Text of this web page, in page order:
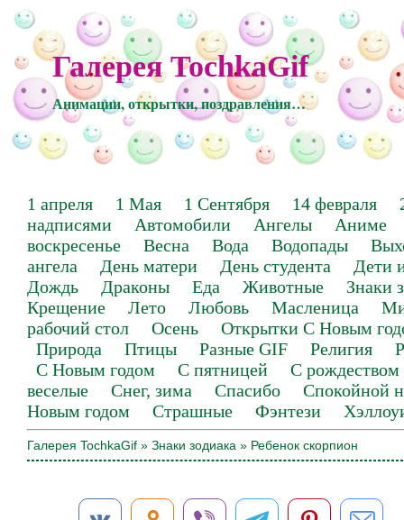
Галерея TochkaGif
Анимации, открытки, поздравления…
1 апреля 1 Мая 1 Сентября 14 февраля
надписями
Автомобили Ангелы
Аниме
воскресенье
Весна Вода Водопады
ангела
День матери День студента
Дети
Дождь
Драконы Еда Животные
Знаки
Крещение
Лето Любовь Масленица
рабочий стол
Осень
Открытки С Новым
Природа
Птицы Разные GIF Религия
С Новым годом
С пятницей
С рождеством
веселые
Снег, зима Спасибо
Спокойной
Новым годом
Страшные Фэнтези
Галерея TochkaGif » Знаки зодиака » Ребенок скорпион